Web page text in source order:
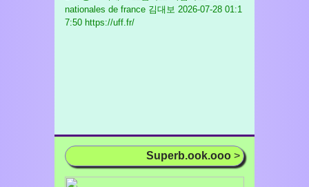
nationales de france 김대보 2026-07-28 01:1
7:50 https://uff.fr/
Superb.ook.ooo >